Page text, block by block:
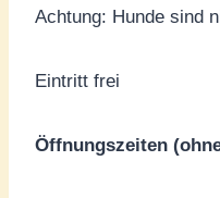
Achtung: Hunde sind
Eintritt frei
Öffnungszeiten